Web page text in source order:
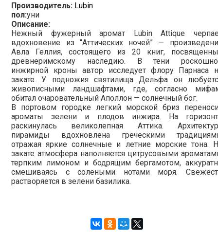
Производитель: Lubin
пол:уни
Описание:
Нежный фужерный аромат Lubin Attique
вдохновение из “Аттических ночей” —
Авла Геллия, состоящего из 20 книг,
древнеримскому наследию. В тени
инжирной кроны автор исследует флору Парнаса
закате. У подножия святилища Дельфа он
живописными ландшафтами, где, согласно
обитал очаровательный Аполлон — солнечный бог.
В портовом городке легкий морской бриз
ароматы зелени и плодов инжира. На
раскинулась великолепная Аттика.
пирамиды вдохновлена греческими
отражая яркие солнечные и летние морские тона.
закате атмосфера наполняется цитрусовыми
терпким лимоном и бодрящим бергамотом,
смешиваясь с солеными нотами моря.
растворяется в зелени базилика.